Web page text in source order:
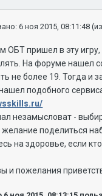
6 ноя 2015, 08:11:48
ОБТ пришел в эту
На форуме нашел
не более 19. Тогда и
подобного
незамысловат -
желание поделиться
на здоровье, если
и пожелания